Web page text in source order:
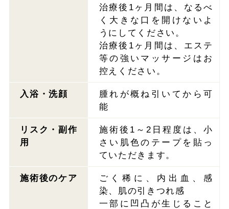
治療後1ヶ月間は、なるべ
く大きな口を開けないよ
うにしてください。
治療後1ヶ月間は、エステ
等の強いマッサージはお
控えください。
入浴・洗顔
腫れが概ね引いてから可
能
リスク・副作
用
施術後1～2日程度は、小
さい肌色のテープを貼っ
ていただきます。
施術後のケア
ごく稀に、内出血、感
染、肌の引きつれ感
一部に凹凸が生じること